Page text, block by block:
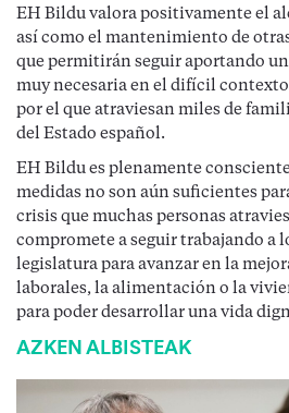
EH Bildu valora positivamente el
así como el mantenimiento de
que permitirán seguir aportando
muy necesaria en el difícil
por el que atraviesan miles de
del Estado español.
EH Bildu es plenamente
medidas no son aún suficientes
crisis que muchas personas
compromete a seguir trabajando a
legislatura para avanzar en la
laborales, la alimentación o la
para poder desarrollar una vida
AZKEN ALBISTEAK